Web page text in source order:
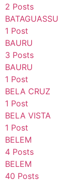
2 Posts
BATAGUASSU
1 Post
BAURU
3 Posts
BAURU
1 Post
BELA CRUZ
1 Post
BELA VISTA
1 Post
BELEM
4 Posts
BELEM
40 Posts